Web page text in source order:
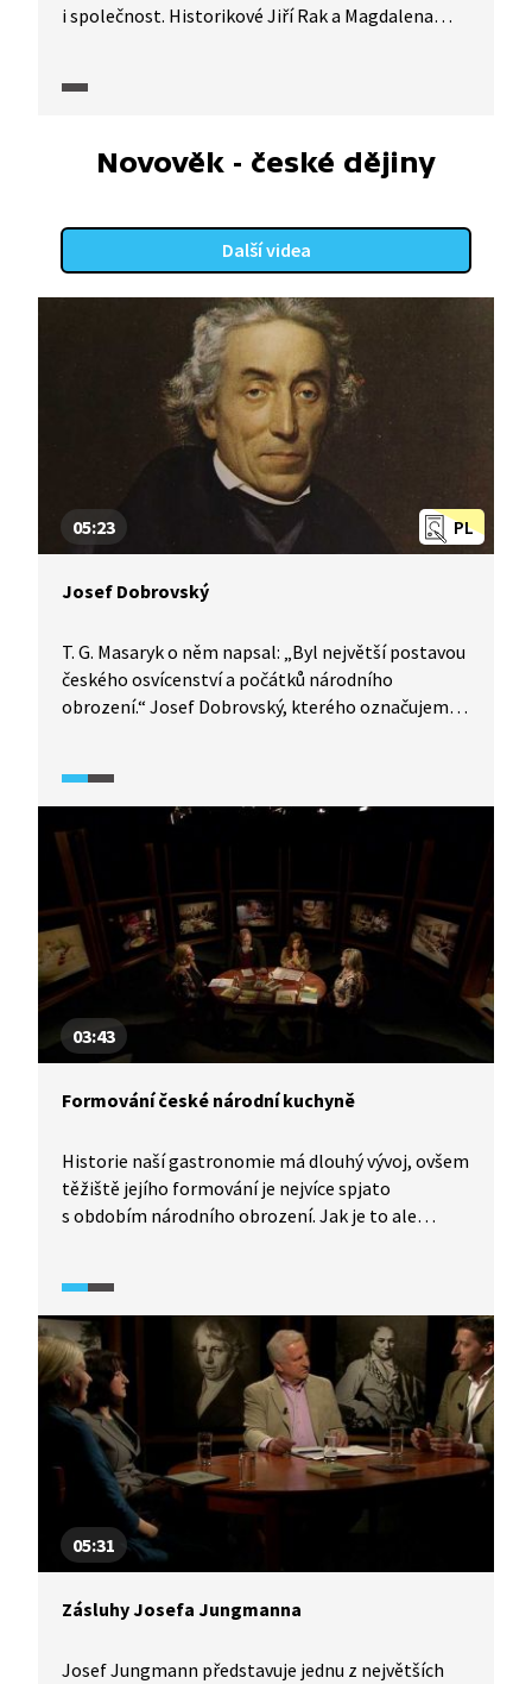
i společnost. Historikové Jiří Rak a Magdalena
a ideálech. Dále se zaobírají moderností
Novověk - české dějiny
Další videa
PL
05:23
Josef Dobrovský
T. G. Masaryk o něm napsal: „Byl největší postavou
českého osvícenství a počátků národního
obrození.“ Josef Dobrovský, kterého označujeme
a církevní historik, zakladatel slavistiky a také
největší český osvícenský vědec. Ukázka přináší
náhled do Dobrovského vědeckého života a jeho
díla prostřednictvím výkladu historika Petra
Charváta.
03:43
Formování české národní kuchyně
Historie naší gastronomie má dlouhý vývoj, ovšem
těžiště jejího formování je nejvíce spjato
s obdobím národního obrození. Jak je to ale
napodobováním a pouhou inspirací? O tématu
české gastronomie více zjistíme v pořadu
Historie.cs.
05:31
Zásluhy Josefa Jungmanna
Josef Jungmann představuje jednu z největších